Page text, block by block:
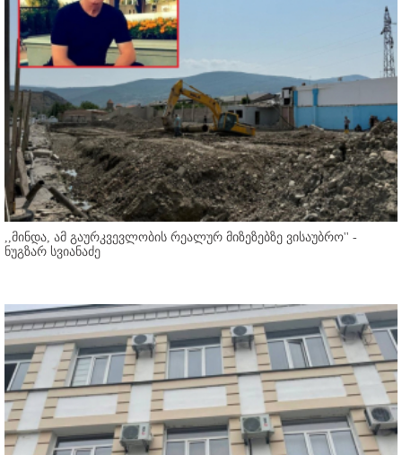
,,მინდა, ამ გაურკვევლობის რეალურ მიზეზებზე ვისაუბრო'' -
ნუგზარ სვიანაძე